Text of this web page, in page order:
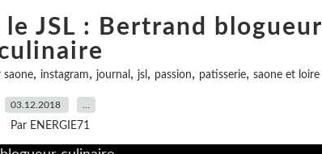
le JSL : Bertrand blogueur
saone, instagram, journal , jsl, passion, patisserie, saone et loire
03.12.2018
Par ENERGIE71